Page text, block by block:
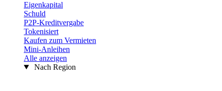
Eigenkapital
Schuld
P2P-Kreditvergabe
Tokenisiert
Kaufen zum Vermieten
Mini-Anleihen
Alle anzeigen
Nach Region